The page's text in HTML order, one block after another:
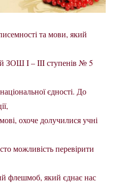
та мови, який
ЗОШ I – III ступенів № 5
єдності. До
охоче долучилися учні
можливість перевірити
флешмоб, який єднає нас